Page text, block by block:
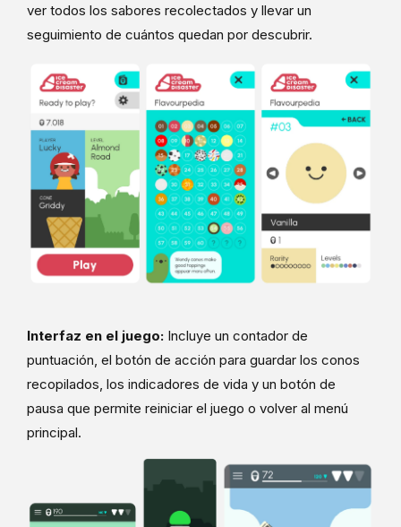
ver todos los sabores recolectados y llevar un
seguimiento de cuántos quedan por descubrir.
Interfaz en el juego: Incluye un contador de
puntuación, el botón de acción para guardar los conos
recopilados, los indicadores de vida y un botón de
pausa que permite reiniciar el juego o volver al menú
principal.